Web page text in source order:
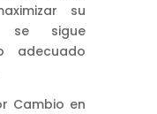
su
se sigue
adecuado
Cambio en